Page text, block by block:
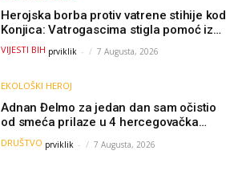
Herojska borba protiv vatrene stihije kod
Konjica: Vatrogascima stigla pomoć iz
Sarajeva, helikopteri i Air Tractori
udružili snage
VIJESTI BIH prviklik - 7 Augusta, 2026
EKOLOŠKI HEROJ
Adnan Đelmo za jedan dan sam očistio
od smeća prilaze u 4 hercegovačka
grada: “Danas nisam čistio samo smeće,
čistio sam sliku o nama”
DRUŠTVO prviklik - 7 Augusta, 2026